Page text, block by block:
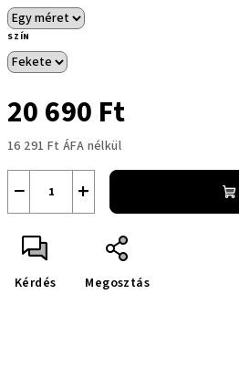
SZÍN
20 690 Ft
16 291 Ft ÁFA nélkül
+
−
Kérdés Megosztás